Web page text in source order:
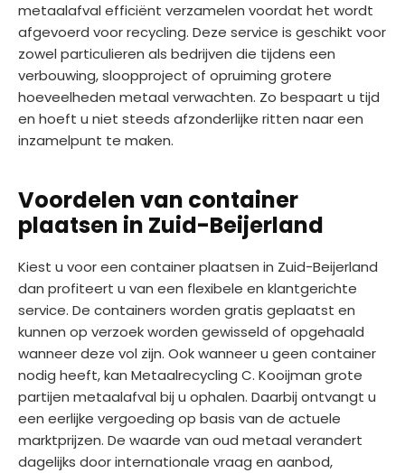
metaalafval efficiënt verzamelen voordat het wordt
afgevoerd voor recycling. Deze service is geschikt voor
zowel particulieren als bedrijven die tijdens een
verbouwing, sloopproject of opruiming grotere
hoeveelheden metaal verwachten. Zo bespaart u tijd
en hoeft u niet steeds afzonderlijke ritten naar een
inzamelpunt te maken.
Voordelen van container
plaatsen in Zuid-Beijerland
Kiest u voor een container plaatsen in Zuid-Beijerland
dan profiteert u van een flexibele en klantgerichte
service. De containers worden gratis geplaatst en
kunnen op verzoek worden gewisseld of opgehaald
wanneer deze vol zijn. Ook wanneer u geen container
nodig heeft, kan Metaalrecycling C. Kooijman grote
partijen metaalafval bij u ophalen. Daarbij ontvangt u
een eerlijke vergoeding op basis van de actuele
marktprijzen. De waarde van oud metaal verandert
dagelijks door internationale vraag en aanbod,